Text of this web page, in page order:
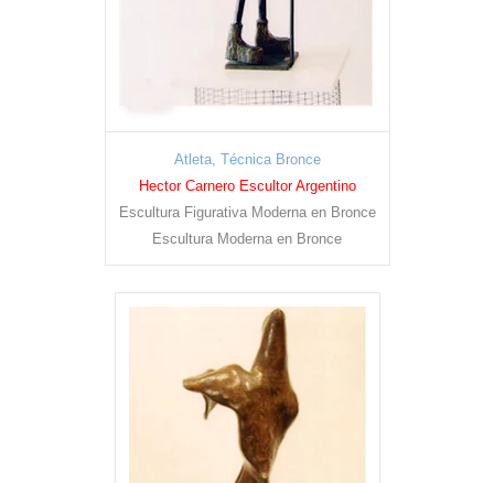
Atleta, Técnica Bronce
Hector Carnero Escultor Argentino
Escultura Figurativa Moderna en Bronce
Escultura Moderna en Bronce